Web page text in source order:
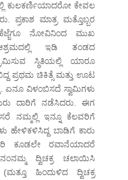
ಕುಲಕರ್ಣಿಯಾದರೋ ಕೇವಲ
ಪ್ರಕಾಶ ಮಾತ್ರ ಮತ್ತೊಬ್ಬರ
ಹೆಜ್ಜೆಗೂ ನೋವಿನಿಂದ ಮುಖ
ಇಡಿ ತಂಡದ
ಸ್ಥಿತಿಯಲ್ಲಿ ಯಾರೂ
ಪ್ರಥಮ ಚಿಕಿತ್ಸೆ ಮತ್ತು ಊಟ
ಏನೂ ವಿಳಂಬಿಸದೆ ಸ್ವಾಮಿಗಳು
ದಾರಿಗೆ ನಡೆಸಿದರು. ಈಗ
ನಮ್ಮಲ್ಲಿ ಇನ್ನೂ ಕೆಲವರಿಗೆ
ಹೇಳಿಕಳಿಸಿದ್ದ ಬಾಡಿಗೆ ಕಾರು
ಕೂಡಲೇ ರವಾನೆಯಾದರೆ
ದ್ವಿಚಕ್ರ ಚಲಾಯಿಸಿ
ಹಿಂದುಳಿದ ದ್ವಿಚಕ್ರ